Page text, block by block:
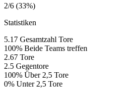
2/6 (33%)
Statistiken
5.17 Gesamtzahl Tore
100% Beide Teams treffen
2.67 Tore
2.5 Gegentore
100% Über 2,5 Tore
0% Unter 2,5 Tore